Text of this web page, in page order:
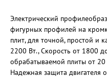
Электрический
фигурных профилей на
плит, для точной, простой и
2200 Вт., Скорость от 1800
обрабатываемой плиты от
Надежная защита двигателя